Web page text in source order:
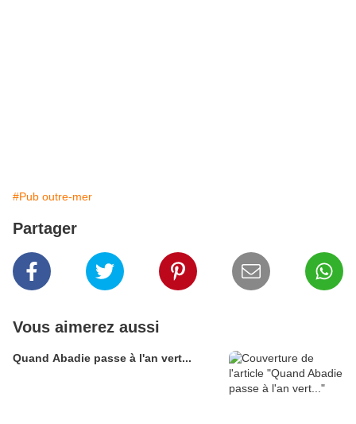
#Pub outre-mer
Partager
Vous aimerez aussi
Quand Abadie passe à l'an vert...